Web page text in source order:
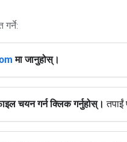
गर्ने:
मा जानुहोस्।
चयन गर्न क्लिक गर्नुहोस्। तपाईं